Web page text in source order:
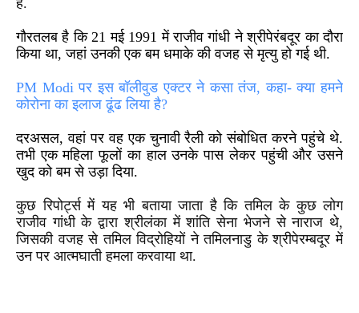
है.
गौरतलब है कि 21 मई 1991 में राजीव गांधी ने श्रीपेरंबदूर का दौरा
किया था, जहां उनकी एक बम धमाके की वजह से मृत्यु हो गई थी.
PM Modi पर इस बॉलीवुड एक्टर ने कसा तंज, कहा- क्या हमने
कोरोना का इलाज ढूंढ लिया है?
दरअसल, वहां पर वह एक चुनावी रैली को संबोधित करने पहुंचे थे.
तभी एक महिला फूलों का हाल उनके पास लेकर पहुंची और उसने
खुद को बम से उड़ा दिया.
कुछ रिपोर्ट्स में यह भी बताया जाता है कि तमिल के कुछ लोग
राजीव गांधी के द्वारा श्रीलंका में शांति सेना भेजने से नाराज थे,
जिसकी वजह से तमिल विद्रोहियों ने तमिलनाडु के श्रीपेरम्बदूर में
उन पर आत्मघाती हमला करवाया था.